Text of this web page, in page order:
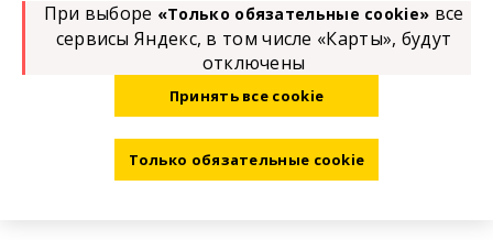
При выборе «Только обязательные cookie» все
сервисы Яндекс, в том числе «Карты», будут
отключены
Принять все cookie
Только обязательные cookie